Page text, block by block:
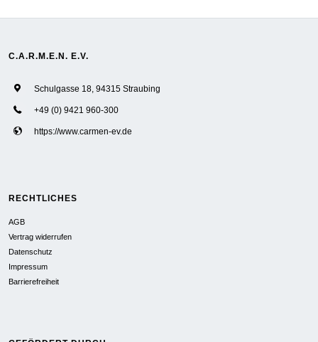
C.A.R.M.E.N. E.V.
Schulgasse 18, 94315 Straubing
+49 (0) 9421 960-300
https://www.carmen-ev.de
RECHTLICHES
AGB
Vertrag widerrufen
Datenschutz
Impressum
Barrierefreiheit